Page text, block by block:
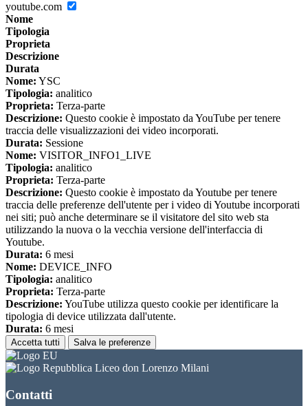
youtube.com
Nome
Tipologia
Proprieta
Descrizione
Durata
Nome: YSC
Tipologia: analitico
Proprieta: Terza-parte
Descrizione: Questo cookie è impostato da YouTube per tenere
traccia delle visualizzazioni dei video incorporati.
Durata: Sessione
Nome: VISITOR_INFO1_LIVE
Tipologia: analitico
Proprieta: Terza-parte
Descrizione: Questo cookie è impostato da Youtube per tenere
traccia delle preferenze dell'utente per i video di Youtube incorporati
nei siti; può anche determinare se il visitatore del sito web sta
utilizzando la nuova o la vecchia versione dell'interfaccia di
Youtube.
Durata: 6 mesi
Nome: DEVICE_INFO
Tipologia: analitico
Proprieta: Terza-parte
Descrizione: YouTube utilizza questo cookie per identificare la
tipologia di device utilizzata dall'utente.
Durata: 6 mesi
Accetta tutti Salva le preferenze
Liceo don Lorenzo Milani
Contatti